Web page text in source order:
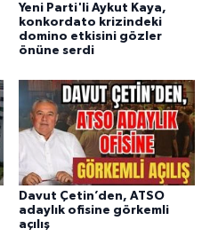
Yeni Parti'li Aykut Kaya,
konkordato krizindeki
domino etkisini gözler
önüne serdi
Davut Çetin’den, ATSO
adaylık ofisine görkemli
açılış